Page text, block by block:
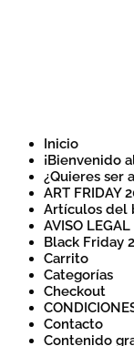
Inicio
¡Bienvenido
¿Quieres ser
ART FRIDAY
Artículos del
AVISO LEGAL
Black Friday
Carrito
Categorías
Checkout
Contacto
Contenido